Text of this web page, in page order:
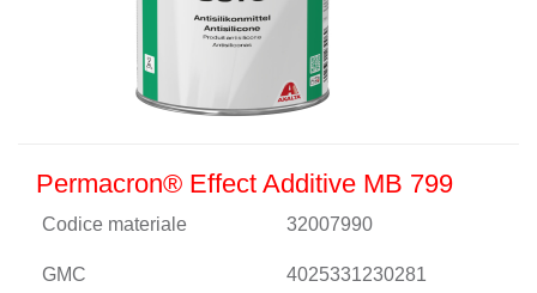
Permacron® Effect Additive MB 799
Codice materiale 32007990
GMC 4025331230281